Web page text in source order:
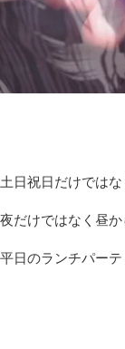
土日祝日だけでは
夜だけではなく昼
平日のランチパー